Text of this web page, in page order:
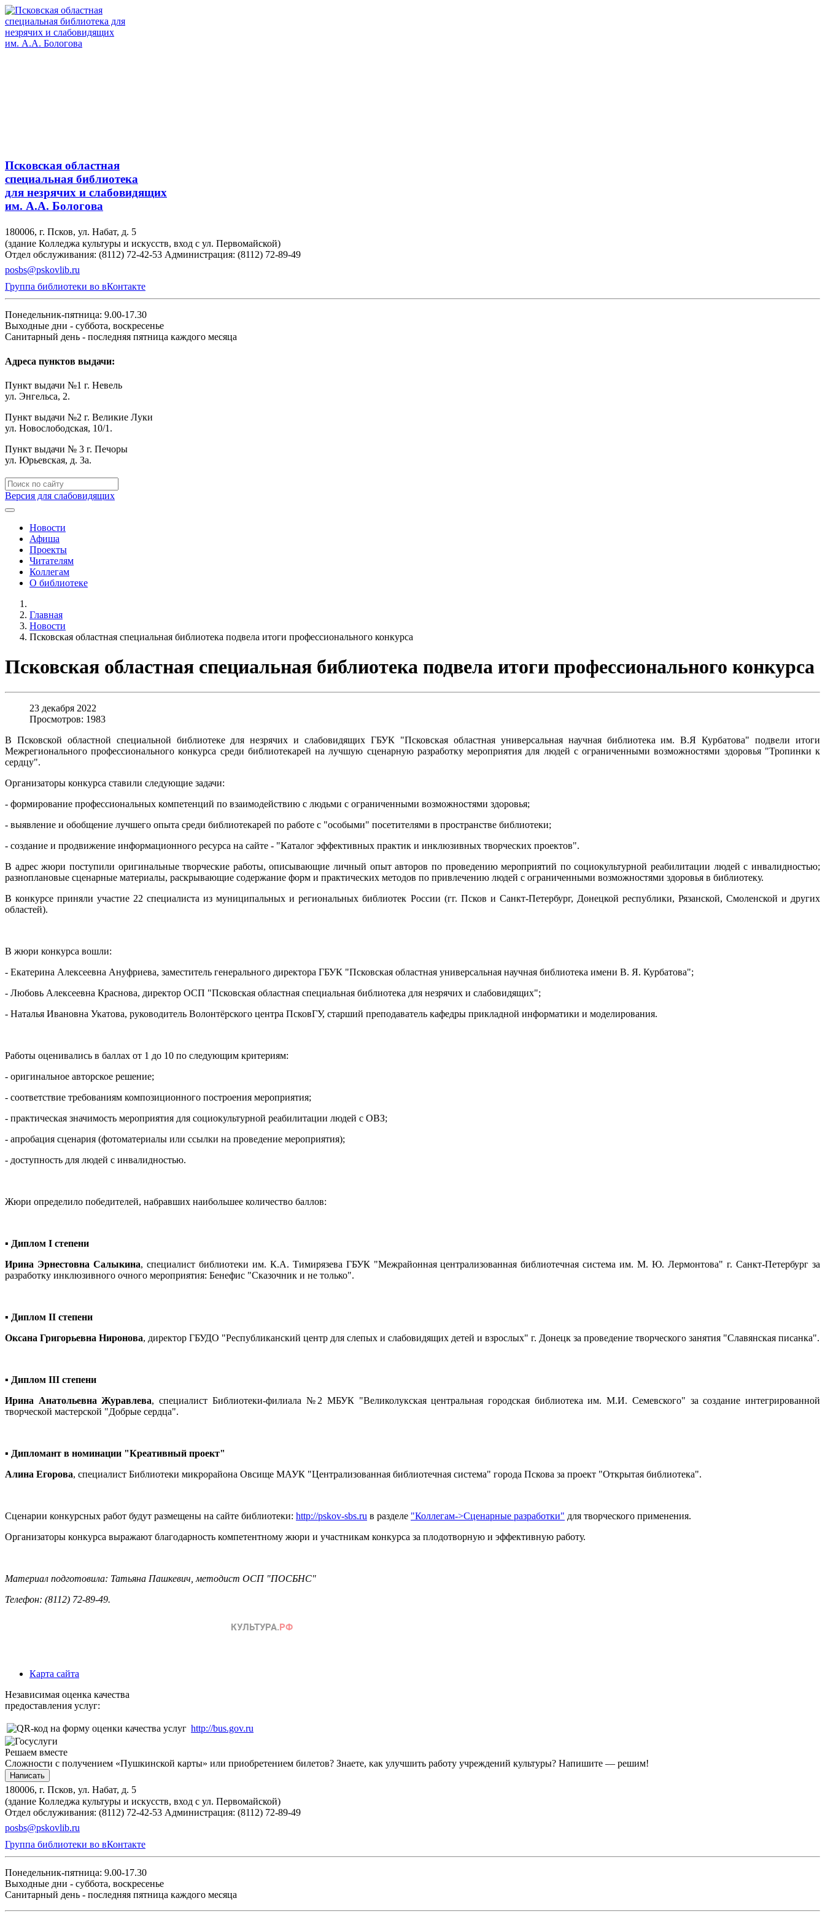
Псковская областная
специальная библиотека
для незрячих и слабовидящих
им. А.А. Бологова
180006, г. Псков, ул. Набат, д. 5
(здание Колледжа культуры и искусств, вход с ул. Первомайской)
Отдел обслуживания: (8112) 72-42-53 Администрация: (8112) 72-89-49
posbs@pskovlib.ru
Группа библиотеки во вКонтакте
Понедельник-пятница: 9.00-17.30
Выходные дни - суббота, воскресенье
Санитарный день - последняя пятница каждого месяца
Адреса пунктов выдачи:
Пункт выдачи №1 г. Невель
ул. Энгельса, 2.
Пункт выдачи №2 г. Великие Луки
ул. Новослободская, 10/1.
Пункт выдачи № 3 г. Печоры
ул. Юрьевская, д. 3а.
Версия для слабовидящих
Новости
Афиша
Проекты
Читателям
Коллегам
О библиотеке
Главная
Новости
Псковская областная специальная библиотека подвела итоги профессионального конкурса
Псковская областная специальная библиотека подвела итоги профессионального конкурса
23 декабря 2022
Просмотров: 1983
В Псковской областной специальной библиотеке для незрячих и слабовидящих ГБУК "Псковская областная универсальная научная библиотека им. В.Я Курбатова" подвели итоги
Межрегионального профессионального конкурса среди библиотекарей на лучшую сценарную разработку мероприятия для людей с ограниченными возможностями здоровья "Тропинки к
сердцу".
Организаторы конкурса ставили следующие задачи:
- формирование профессиональных компетенций по взаимодействию с людьми с ограниченными возможностями здоровья;
- выявление и обобщение лучшего опыта среди библиотекарей по работе с "особыми" посетителями в пространстве библиотеки;
- создание и продвижение информационного ресурса на сайте - "Каталог эффективных практик и инклюзивных творческих проектов".
В адрес жюри поступили оригинальные творческие работы, описывающие личный опыт авторов по проведению мероприятий по социокультурной реабилитации людей с инвалидностью;
разноплановые сценарные материалы, раскрывающие содержание форм и практических методов по привлечению людей с ограниченными возможностями здоровья в библиотеку.
В конкурсе приняли участие 22 специалиста из муниципальных и региональных библиотек России (гг. Псков и Санкт-Петербург, Донецкой республики, Рязанской, Смоленской и других
областей).
В жюри конкурса вошли:
- Екатерина Алексеевна Ануфриева, заместитель генерального директора ГБУК "Псковская областная универсальная научная библиотека имени В. Я. Курбатова";
- Любовь Алексеевна Краснова, директор ОСП "Псковская областная специальная библиотека для незрячих и слабовидящих";
- Наталья Ивановна Укатова, руководитель Волонтёрского центра ПсковГУ, старший преподаватель кафедры прикладной информатики и моделирования.
Работы оценивались в баллах от 1 до 10 по следующим критериям:
- оригинальное авторское решение;
- соответствие требованиям композиционного построения мероприятия;
- практическая значимость мероприятия для социокультурной реабилитации людей с ОВЗ;
- апробация сценария (фотоматериалы или ссылки на проведение мероприятия);
- доступность для людей с инвалидностью.
Жюри определило победителей, набравших наибольшее количество баллов:
▪ Диплом I степени
Ирина Эрнестовна Салыкина, специалист библиотеки им. К.А. Тимирязева ГБУК "Межрайонная централизованная библиотечная система им. М. Ю. Лермонтова" г. Санкт-Петербург за
разработку инклюзивного очного мероприятия: Бенефис "Сказочник и не только".
▪ Диплом II степени
Оксана Григорьевна Ниронова, директор ГБУДО "Республиканский центр для слепых и слабовидящих детей и взрослых" г. Донецк за проведение творческого занятия "Славянская писанка".
▪ Диплом III степени
Ирина Анатольевна Журавлева, специалист Библиотеки-филиала №2 МБУК "Великолукская центральная городская библиотека им. М.И. Семевского" за создание интегрированной
творческой мастерской "Добрые сердца".
▪ Дипломант в номинации "Креативный проект"
Алина Егорова, специалист Библиотеки микрорайона Овсище МАУК "Централизованная библиотечная система" города Пскова за проект "Открытая библиотека".
Сценарии конкурсных работ будут размещены на сайте библиотеки: http://pskov-sbs.ru в разделе "Коллегам->Сценарные разработки" для творческого применения.
Организаторы конкурса выражают благодарность компетентному жюри и участникам конкурса за плодотворную и эффективную работу.
Материал подготовила: Татьяна Пашкевич, методист ОСП "ПОСБНС"
Телефон: (8112) 72-89-49.
Карта сайта
Независимая оценка качества
предоставления услуг:
http://bus.gov.ru
Решаем вместе
Сложности с получением «Пушкинской карты» или приобретением билетов? Знаете, как улучшить работу учреждений культуры? Напишите — решим!
Написать
180006, г. Псков, ул. Набат, д. 5
(здание Колледжа культуры и искусств, вход с ул. Первомайской)
Отдел обслуживания: (8112) 72-42-53 Администрация: (8112) 72-89-49
posbs@pskovlib.ru
Группа библиотеки во вКонтакте
Понедельник-пятница: 9.00-17.30
Выходные дни - суббота, воскресенье
Санитарный день - последняя пятница каждого месяца